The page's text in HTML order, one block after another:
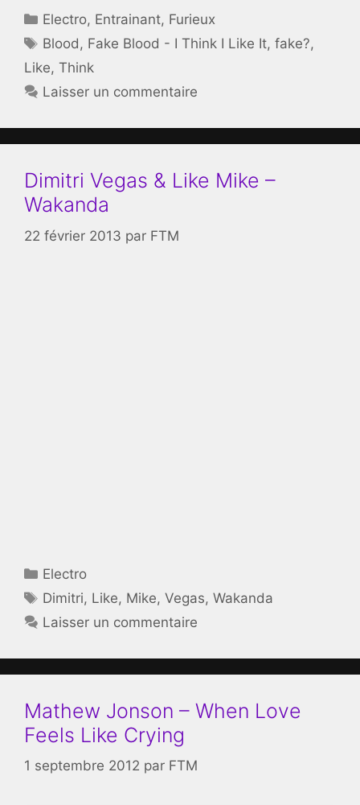
Catégories
Electro, Entrainant, Furieux
Étiquettes
Blood, Fake Blood - I Think I Like It,fake?,
Like, Think
Laisser un commentaire
Dimitri Vegas & Like Mike –
Wakanda
22 février 2013 par FTM
Catégories
Electro
Étiquettes
Dimitri, Like, Mike,Vegas,Wakanda
Laisser un commentaire
Mathew Jonson – When Love
Feels Like Crying
1 septembre 2012 par FTM